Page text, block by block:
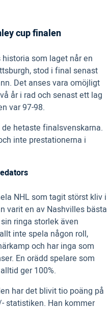
cup finalen
som laget når en
stod i final senast
Det anses vara omöjligt
år i rad och senast ett lag
var 97-98.
hetaste finalsvenskarna.
inte prestationerna i
NHL som tagit störst kliv i
varit en av Nashvilles bästa
ringa storlek även
inte spela någon roll,
och har inga som
En orädd spelare som
ger 100%.
har det blivit tio poäng på
statistiken. Han kommer